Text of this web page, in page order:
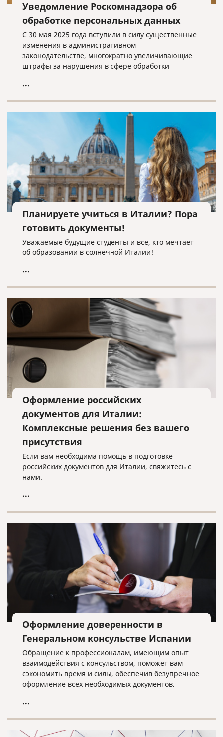
Уведомление Роскомнадзора об
обработке персональных данных
С 30 мая 2025 года вступили в силу существенные
изменения в административном
законодательстве, многократно увеличивающие
штрафы за нарушения в сфере обработки
...
Планируете учиться в Италии? Пора
готовить документы!
Уважаемые будущие студенты и все, кто мечтает
об образовании в солнечной Италии!
...
Оформление российских
документов для Италии:
Комплексные решения без вашего
присутствия
Если вам необходима помощь в подготовке
российских документов для Италии, свяжитесь с
нами.
...
Оформление доверенности в
Генеральном консульстве Испании
Обращение к профессионалам, имеющим опыт
взаимодействия с консульством, поможет вам
сэкономить время и силы, обеспечив безупречное
оформление всех необходимых документов.
...